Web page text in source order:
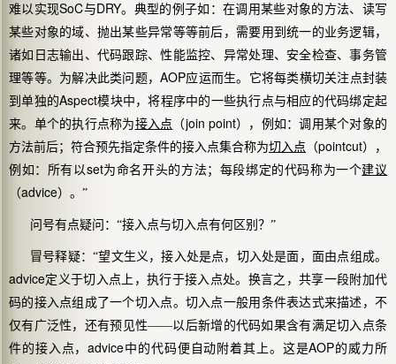
难以实现SoC与DRY。典型的例子如：在调用某些对象的方法、读写
某些对象的域、抛出某些异常等等前后，需要用到统一的业务逻辑，
诸如日志输出、代码跟踪、性能监控、异常处理、安全检查、事务管
理等等。为解决此类问题， AOP应运而生。它将每类横切关注点封装
到单独的Aspect模块中，将程序中的一些执行点与相应的代码绑定起
来。单个的执行点称为接入点 （join point），例如：调用某个对象的
方法前后；符合预先指定条件的接入点集合称为切入点 （pointcut），
例如：所有以set为命名开头的方法；每段绑定的代码称为一个建议
（advice）。”
问号有点疑问：“接入点与切入点有何区别？”
冒号释疑：“望文生义，接入处是点，切入处是面，面由点组成。
advice定义于切入点上，执行于接入点处。换言之，共享一段附加代
码的接入点组成了一个切入点。切入点一般用条件表达式来描述，不
仅有广泛性，还有预见性——以后新增的代码如果含有满足切入点条
件的接入点，advice中的代码便自动附着其上。这是AOP的 威力 所